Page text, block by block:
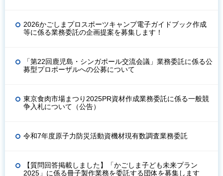
2026かごしまプロスポーツキャンプ電子ガイドブック作成
等に係る業務委託の企画提案を募集します！
「第22回鹿児島・シンガポール交流会議」業務委託に係る公
募型プロポーザルへの公募について
東京食肉市場まつり2025PR資材作成業務委託に係る一般競
争入札について（公告）
令和7年度原子力防災活動資機材現有数調査業務委託
【質問回答掲載しました】「かごしま子ども未来プラン
2025」に係る冊子製作業務を委託する団体を募集します